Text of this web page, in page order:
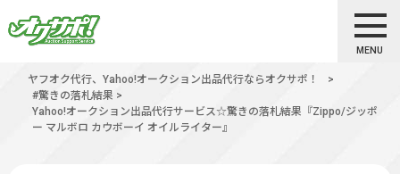
MENU
ヤフオク代行、Yahoo!オークション出品代行ならオクサポ！
>
#驚きの落札結果 >
Yahoo!オークション出品代行サービス☆驚きの落札結果『Zippo/ジッポ
ー マルボロ カウボーイ オイルライター』